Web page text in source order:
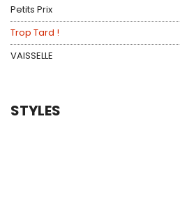
Petits Prix
Trop Tard !
VAISSELLE
STYLES